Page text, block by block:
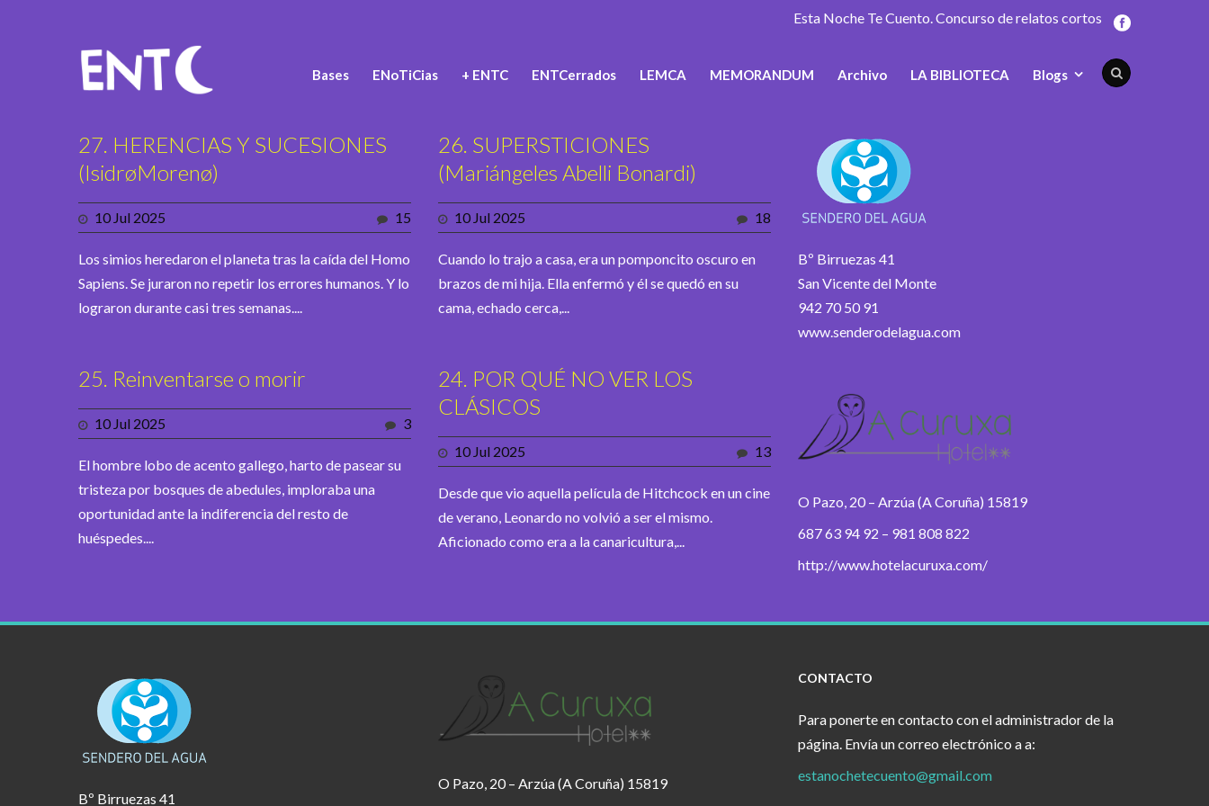
Esta Noche Te Cuento. Concurso de relatos cortos
Bases ENoTiCias + ENTC ENTCerrados LEMCA MEMORANDUM Archivo LA BIBLIOTECA Blogs
27. HERENCIAS Y SUCESIONES
(IsidrøMorenø)
10 Jul 2025 15
Los simios heredaron el planeta tras la caída del Homo
Sapiens. Se juraron no repetir los errores humanos. Y lo
lograron durante casi tres semanas....
26. SUPERSTICIONES
(Mariángeles Abelli Bonardi)
10 Jul 2025 18
Cuando lo trajo a casa, era un pomponcito oscuro en
brazos de mi hija. Ella enfermó y él se quedó en su
cama, echado cerca,...
25. Reinventarse o morir
10 Jul 2025 3
El hombre lobo de acento gallego, harto de pasear su
tristeza por bosques de abedules, imploraba una
oportunidad ante la indiferencia del resto de
huéspedes....
24. POR QUÉ NO VER LOS
CLÁSICOS
10 Jul 2025 13
Desde que vio aquella película de Hitchcock en un cine
de verano, Leonardo no volvió a ser el mismo.
Aficionado como era a la canaricultura,...
Bº Birruezas 41
San Vicente del Monte
942 70 50 91
www.senderodelagua.com
O Pazo, 20 – Arzúa (A Coruña) 15819
687 63 94 92 – 981 808 822
http://www.hotelacuruxa.com/
Bº Birruezas 41
O Pazo, 20 – Arzúa (A Coruña) 15819
CONTACTO
Para ponerte en contacto con el administrador de la
página. Envía un correo electrónico a a:
estanochetecuento@gmail.com